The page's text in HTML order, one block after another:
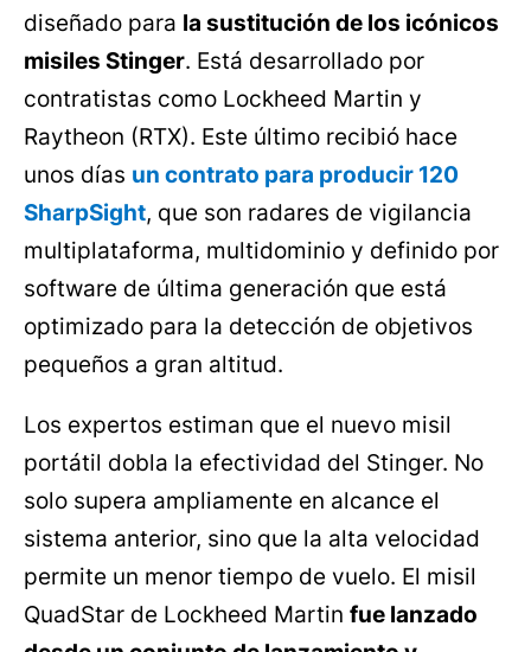
diseñado para la sustitución de los icónicos
misiles Stinger. Está desarrollado por
contratistas como Lockheed Martin y
Raytheon (RTX). Este último recibió hace
unos días un contrato para producir 120
SharpSight, que son radares de vigilancia
multiplataforma, multidominio y definido por
software de última generación que está
optimizado para la detección de objetivos
pequeños a gran altitud.
Los expertos estiman que el nuevo misil
portátil dobla la efectividad del Stinger. No
solo supera ampliamente en alcance el
sistema anterior, sino que la alta velocidad
permite un menor tiempo de vuelo. El misil
QuadStar de Lockheed Martin fue lanzado